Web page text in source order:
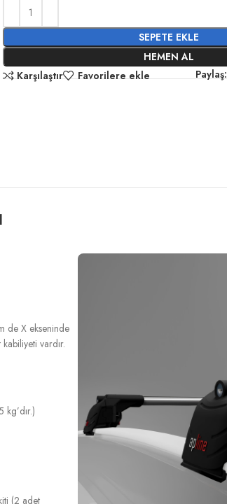
SEPETE EKLE
HEMEN AL
Karşılaştır
Favorilere ekle Paylaş:
de X ekseninde
vardır.
(2 adet